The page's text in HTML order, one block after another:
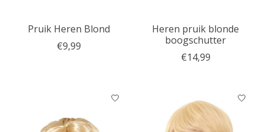
Pruik Heren Blond
€9,99
Heren pruik blonde
boogschutter
€14,99